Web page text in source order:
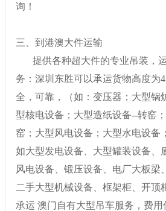
询！
三、到港澳大件运输
提供各种超大件的专业吊装，
务：深圳东胜可以承运货物高度为
全，可靠，（如：变压器；大型锅
型核电设备；大型造纸设备--转窑
窑；大型风电设备；大型水电设备
如大型发电设备、大型罐装设备、
风电设备、锻压设备、电厂大板梁
二手大型机械设备、框架柜、开顶
承运 澳门自有大型吊车服务，费